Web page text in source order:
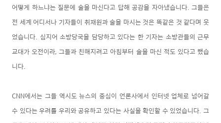
어떻게 하느냐는 질문에 술을 마신다고 답해 공감을 자아냈습니다. 그들은
전 세계 어디서나 기자들이 취재원과 술을 마시는 것은 똑같은 것 같다며 웃
었습니다. 심지어 소방당국을 담당하고 있다는 한 기자는 소방관들의 근무
교대가 오전이라, 그들과 친해지려고 아침부터 술을 마신 적도 있다고 했습
니다.
CNN에서는 그들 역시도 뉴스의 중심이 언론사에서 인터넷 업체로 넘어갈
수 있다는 우려를 우리와 공유하고 있다는 사실을 확인할 수 있었습니다. 그